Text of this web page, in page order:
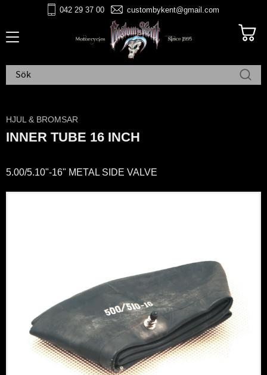
042 29 37 00 custombykent@gmail.com
HJUL & BROMSAR
INNER TUBE 16 INCH
5.00/5.10"-16" METAL SIDE VALVE